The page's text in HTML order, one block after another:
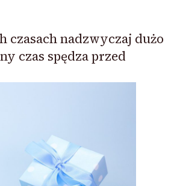
czasach nadzwyczaj dużo
czas spędza przed